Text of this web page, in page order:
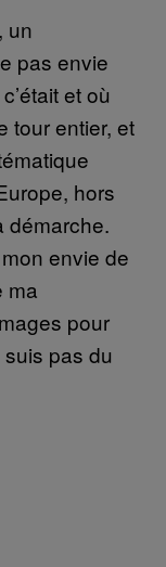
un
pas envie
et où
tour entier, et
hors
démarche.
envie de
ma
pour
pas du